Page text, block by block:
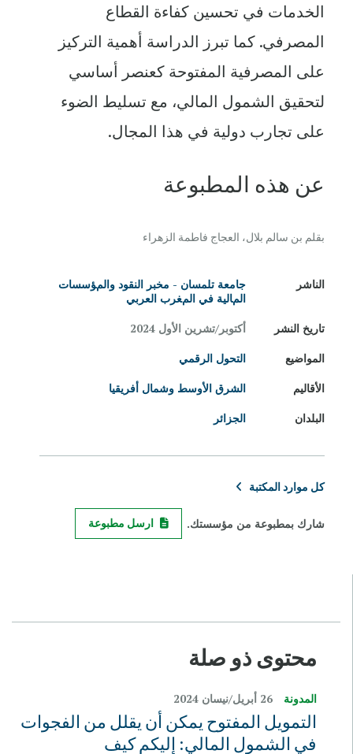
الخدمات في تحسين كفاءة القطاع
المصرفي. كما تبرز الدراسة أهمية التركيز
على المصرفية المفتوحة كعنصر أساسي
لتحقيق الشمول المالي، مع تسليط الضوء
على تجارب دولية في هذا المجال.
عن هذه المطبوعة
بقلم بن سالم بلال، العجاج فاطمة الزهراء
الناشر
ﺟﺎﻣﻌﺔ ﺗﻠﻤﺴﺎن - مخبر اﻟﻨﻘﻮد والمﺆﺳﺴﺎت
المﺎﻟﻴﺔ في المﻐﺮب اﻟﻌﺮبي
تاريخ النشر
أكتوبر/تشرين الأول 2024
المواضيع
التحول الرقمي
الأقاليم
الشرق الأوسط وشمال أفريقيا
البلدان
الجزائر
كل موارد المكتبة
شارك بمطبوعة من مؤسستك. ارسل مطبوعة
محتوى ذو صلة
المدونة 26 أبريل/نيسان 2024
التمويل المفتوح يمكن أن يقلل من الفجوات
في الشمول المالي: إليكم كيف